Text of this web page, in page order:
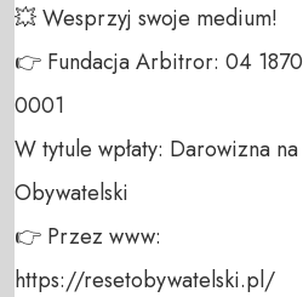
💥 Wesprzyj swoje medium!
👉 Fundacja Arbitror: 04
0001
W tytule wpłaty: Darowizna
Obywatelski
👉 Przez www:
https://resetobywatelski.pl/